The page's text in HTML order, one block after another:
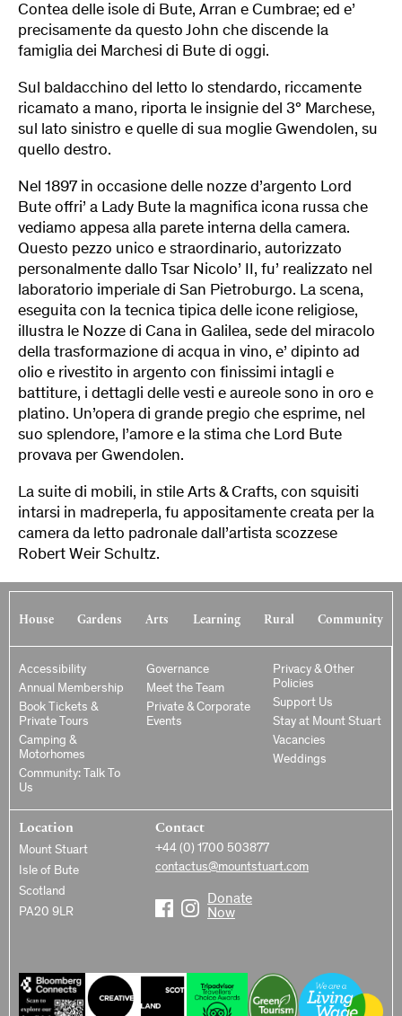
Contea delle isole di Bute, Arran e Cumbrae; ed e’
precisamente da questo John che discende la
famiglia dei Marchesi di Bute di oggi.
Sul baldacchino del letto lo stendardo, riccamente
ricamato a mano, riporta le insignie del 3° Marchese,
sul lato sinistro e quelle di sua moglie Gwendolen, su
quello destro.
Nel 1897 in occasione delle nozze d’argento Lord
Bute offri’ a Lady Bute la magnifica icona russa che
vediamo appesa alla parete interna della camera.
Questo pezzo unico e straordinario, autorizzato
personalmente dallo Tsar Nicolo’ II, fu’ realizzato nel
laboratorio imperiale di San Pietroburgo. La scena,
eseguita con la tecnica tipica delle icone religiose,
illustra le Nozze di Cana in Galilea, sede del miracolo
della trasformazione di acqua in vino, e’ dipinto ad
olio e rivestito in argento con finissimi intagli e
battiture, i dettagli delle vesti e aureole sono in oro e
platino. Un’opera di grande pregio che esprime, nel
suo splendore, l’amore e la stima che Lord Bute
provava per Gwendolen.
La suite di mobili, in stile Arts & Crafts, con squisiti
intarsi in madreperla, fu appositamente creata per la
camera da letto padronale dall’artista scozzese
Robert Weir Schultz.
House Gardens Arts Learning Rural Community
Accessibility
Annual Membership
Book Tickets &
Private Tours
Camping &
Motorhomes
Community: Talk To
Us
Governance
Meet the Team
Private & Corporate
Events
Privacy & Other
Policies
Support Us
Stay at Mount Stuart
Vacancies
Weddings
Location
Mount Stuart
Isle of Bute
Scotland
PA20 9LR
Contact
+44 (0) 1700 503877
contactus@mountstuart.com
Donate
Now